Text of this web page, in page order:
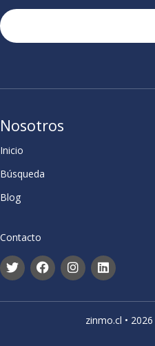
Nosotros
Inicio
Búsqueda
Blog
Contacto
zinmo.cl • 2026